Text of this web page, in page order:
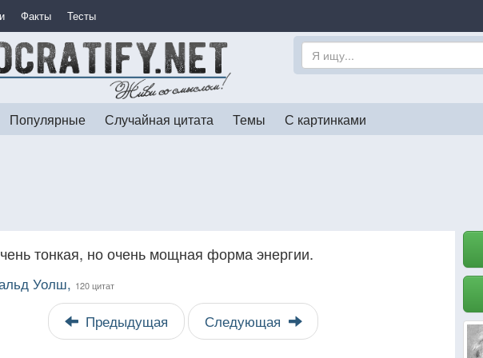
Факты Тесты
Популярные Случайная цитата Темы С картинками
тонкая, но очень мощная форма энергии.
Уолш, 120 цитат
Предыдущая Следующая